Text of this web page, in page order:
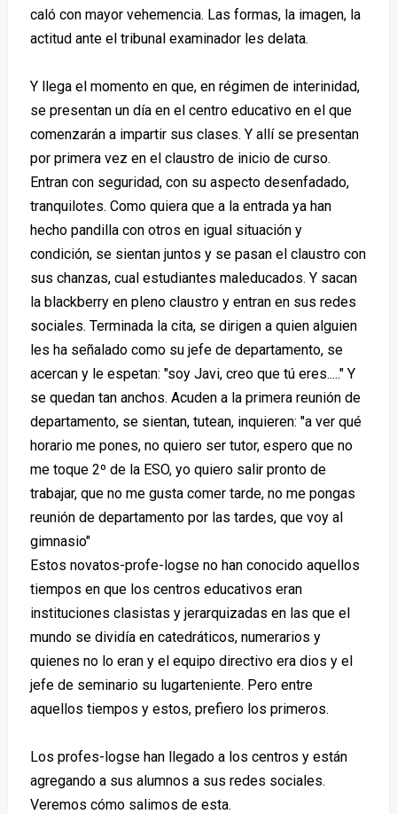
caló con mayor vehemencia. Las formas, la imagen, la
actitud ante el tribunal examinador les delata.
Y llega el momento en que, en régimen de interinidad,
se presentan un día en el centro educativo en el que
comenzarán a impartir sus clases. Y allí se presentan
por primera vez en el claustro de inicio de curso.
Entran con seguridad, con su aspecto desenfadado,
tranquilotes. Como quiera que a la entrada ya han
hecho pandilla con otros en igual situación y
condición, se sientan juntos y se pasan el claustro con
sus chanzas, cual estudiantes maleducados. Y sacan
la blackberry en pleno claustro y entran en sus redes
sociales. Terminada la cita, se dirigen a quien alguien
les ha señalado como su jefe de departamento, se
acercan y le espetan: "soy Javi, creo que tú eres....." Y
se quedan tan anchos. Acuden a la primera reunión de
departamento, se sientan, tutean, inquieren: "a ver qué
horario me pones, no quiero ser tutor, espero que no
me toque 2º de la ESO, yo quiero salir pronto de
trabajar, que no me gusta comer tarde, no me pongas
reunión de departamento por las tardes, que voy al
gimnasio"
Estos novatos-profe-logse no han conocido aquellos
tiempos en que los centros educativos eran
instituciones clasistas y jerarquizadas en las que el
mundo se dividía en catedráticos, numerarios y
quienes no lo eran y el equipo directivo era dios y el
jefe de seminario su lugarteniente. Pero entre
aquellos tiempos y estos, prefiero los primeros.
Los profes-logse han llegado a los centros y están
agregando a sus alumnos a sus redes sociales.
Veremos cómo salimos de esta.